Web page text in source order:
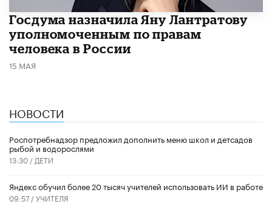
Госдума назначила Яну Лантратову
уполномоченным по правам
человека в России
15 МАЯ
НОВОСТИ
Роспотребнадзор предложил дополнить меню школ и детсадов
рыбой и водорослями
13:30 / ДЕТИ
​Яндекс обучил более 20 тысяч учителей использовать ИИ в работе
09:57 /УЧИТЕЛЯ